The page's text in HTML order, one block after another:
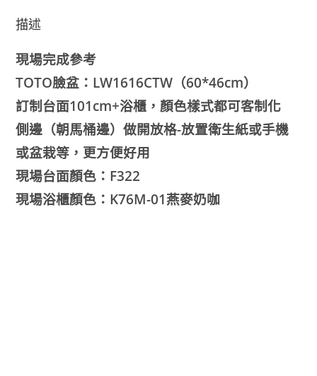
描述
現場完成參考
TOTO臉盆：LW1616CTW（60*46cm）
訂制台面101cm+浴櫃，顏色樣式都可客制化
側邊（朝馬桶邊）做開放格-放置衛生紙或手機
或盆栽等，更方便好用
現場台面顏色：F322
現場浴櫃顏色：K76M-01燕麥奶咖